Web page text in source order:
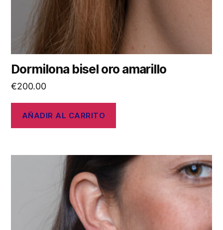
Dormilona bisel oro amarillo
€200.00
AÑADIR AL CARRITO